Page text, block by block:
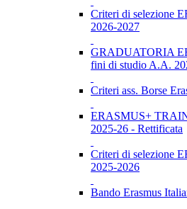
Criteri di selezione
2026-2027
GRADUATORIA
fini di studio A.A.
Criteri ass. Borse
ERASMUS+
2025-26 - Rettificata
Criteri di selezione
2025-2026
Bando Erasmus